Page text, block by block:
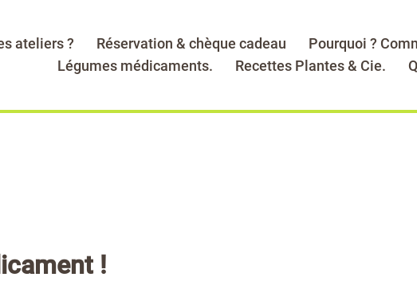
ateliers ? Réservation & chèque cadeau Pourquoi ?
Légumes médicaments.
Recettes Plantes & Cie.
!